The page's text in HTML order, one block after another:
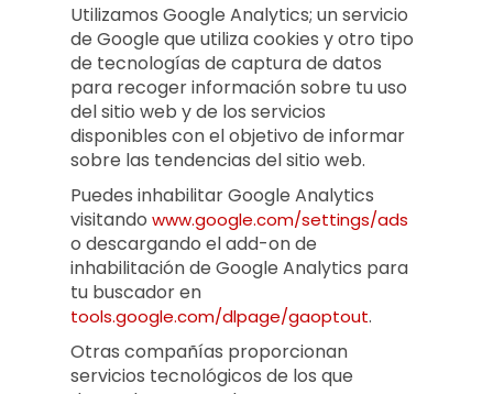
Utilizamos Google Analytics; un servicio
de Google que utiliza cookies y otro tipo
de tecnologías de captura de datos
para recoger información sobre tu uso
del sitio web y de los servicios
disponibles con el objetivo de informar
sobre las tendencias del sitio web.
Puedes inhabilitar Google Analytics
visitando www.google.com/settings/ads
o descargando el add-on de
inhabilitación de Google Analytics para
tu buscador en
tools.google.com/dlpage/gaoptout.
Otras compañías proporcionan
servicios tecnológicos de los que